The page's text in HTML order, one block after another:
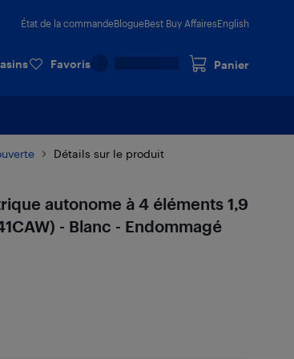
État de la commandeBlogueBest Buy AffairesEnglish
Favoris Panier
Détails sur le produit
autonome à 4 éléments 1,9
- Blanc - Endommagé